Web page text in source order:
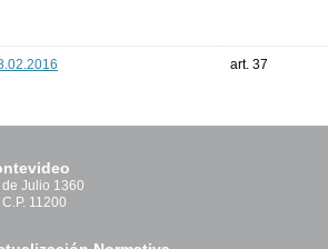
art. 37
Julio 1360
11200